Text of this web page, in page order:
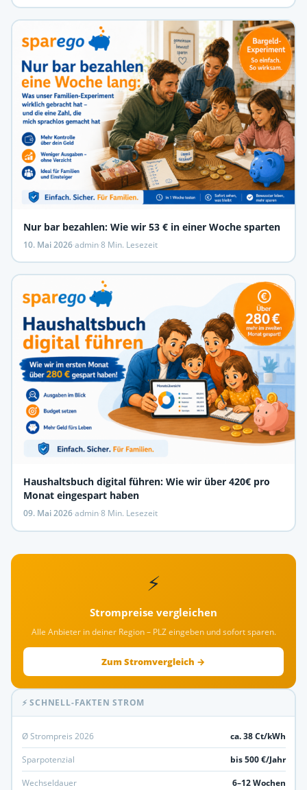
Nur bar bezahlen: Wie wir 53 € in einer Woche sparten
10. Mai 2026·admin·8 Min. Lesezeit
Haushaltsbuch digital führen: Wie wir über 420€ pro
Monat eingespart haben
09. Mai 2026·admin·8 Min. Lesezeit
⚡
Strompreise vergleichen
Alle Anbieter in deiner Region – PLZ eingeben und sofort sparen.
Zum Stromvergleich →
⚡ SCHNELL-FAKTEN STROM
Ø Strompreis 2026
ca. 38 Ct/kWh
Sparpotenzial
bis 500 €/Jahr
Wechseldauer
6–12 Wochen